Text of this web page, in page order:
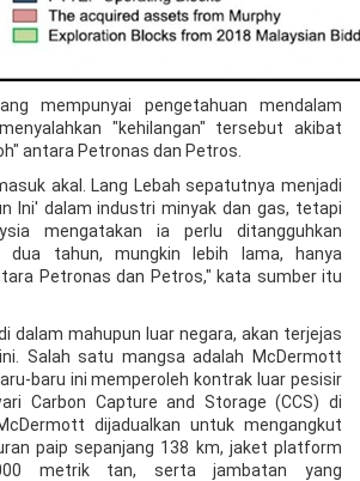
mempunyai pengetahuan mendalam
"kehilangan" tersebut akibat
antara Petronas dan Petros.
akal. Lang Lebah sepatutnya menjadi
Ini' dalam industri minyak dan gas, tetapi
mengatakan ia perlu ditangguhkan
dua tahun, mungkin lebih lama, hanya
Petronas dan Petros," kata sumber itu
dalam mahupun luar negara, akan terjejas
Salah satu mangsa adalah McDermott
baru ini memperoleh kontrak luar pesisir
Carbon Capture and Storage (CCS) di
dijadualkan untuk mengangkut
paip sepanjang 138 km, jaket platform
metrik tan, serta jambatan yang